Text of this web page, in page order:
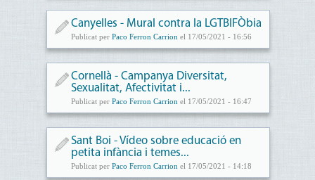
Canyelles - Mural contra la LGTBIFÒbia
Publicat per Paco Ferron Carrion el 17/05/2021 - 16:56
Cornellà - Campanya Diversitat,
Sexualitat, Afectivitat i...
Publicat per Paco Ferron Carrion el 17/05/2021 - 16:47
Sant Boi - Vídeo sobre educació en
petita infància i temes...
Publicat per Paco Ferron Carrion el 17/05/2021 - 14:18